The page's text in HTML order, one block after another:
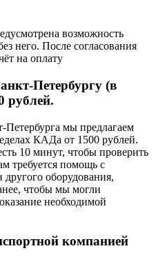
возможность
него. После согласования
на оплату
Петербургу (в
рублей.
Петербурга мы предлагаем
КАДа от 1500 рублей.
10 минут, чтобы проверить
требуется помощь с
оборудования,
чтобы мы могли
необходимой
компанией